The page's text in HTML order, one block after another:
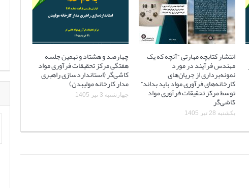
انتشار کتابچه مهارتی “آنچه که یک
مهندس فرآیند در مورد
نمونه‌برداری از جریان‌های
کارخانه‌های فرآوری مواد باید بداند”
توسط مرکز تحقیقات فرآوری مواد
کاشی‌گر
یکشنبه 28 تیر 1405
چهارصد و هشتاد و نهمین جلسه
هفتگی مرکز تحقیقات فرآوری مواد
کاشی‌گر (استانداردسازی راهبری
مدار کارخانه مولیبدن)
چهارشنبه 3 تیر 1405